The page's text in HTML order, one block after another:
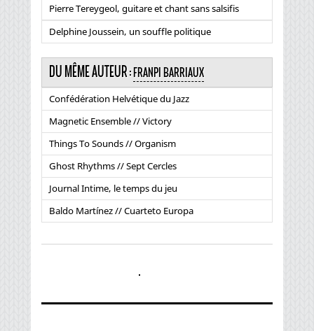
Pierre Tereygeol, guitare et chant sans salsifis
Delphine Joussein, un souffle politique
DU MÊME AUTEUR :FRANPI BARRIAUX
Confédération Helvétique du Jazz
Magnetic Ensemble // Victory
Things To Sounds // Organism
Ghost Rhythms // Sept Cercles
Journal Intime, le temps du jeu
Baldo Martínez // Cuarteto Europa